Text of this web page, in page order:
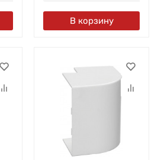
В корзину